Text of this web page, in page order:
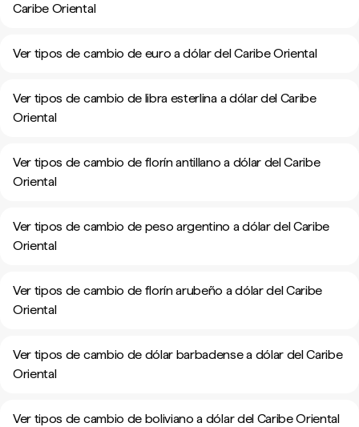
Caribe Oriental
Ver tipos de cambio de euro a dólar del Caribe Oriental
Ver tipos de cambio de libra esterlina a dólar del Caribe
Oriental
Ver tipos de cambio de florín antillano a dólar del Caribe
Oriental
Ver tipos de cambio de peso argentino a dólar del Caribe
Oriental
Ver tipos de cambio de florín arubeño a dólar del Caribe
Oriental
Ver tipos de cambio de dólar barbadense a dólar del Caribe
Oriental
Ver tipos de cambio de boliviano a dólar del Caribe Oriental